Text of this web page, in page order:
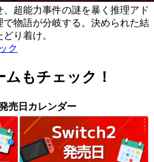
超能力事件の謎を暴く推理アド
物語が分岐する。決められた結
り着け。
ク
もチェック！
売日カレンダー